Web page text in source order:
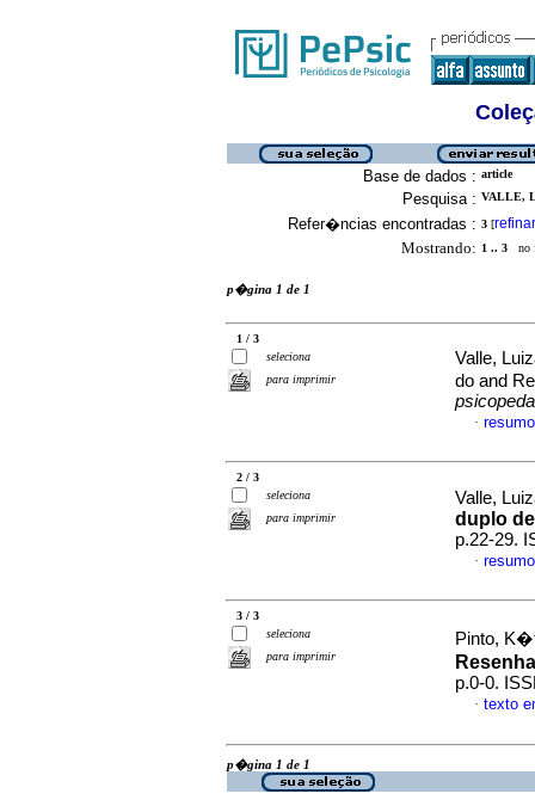
Base de dados : article
Pesquisa : VALLE,
Refer�ncias encontradas : 3 [refinar
Mostrando: 1 .. 3 no
p�gina 1 de 1
1 / 3
seleciona
para imprimir
Valle,
do and
·
2 / 3
seleciona
para imprimir
Valle,
duplo
p.22-29.
·
3 / 3
seleciona
para imprimir
Pinto,
Resenha
p.0-0.
· texto
p�gina 1 de 1